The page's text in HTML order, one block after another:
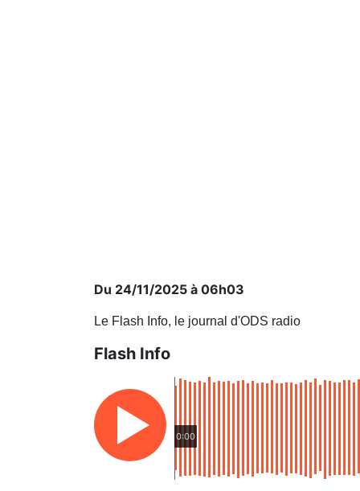
Du 24/11/2025 à 06h03
Le Flash Info, le journal d'ODS radio
Flash Info
0:00